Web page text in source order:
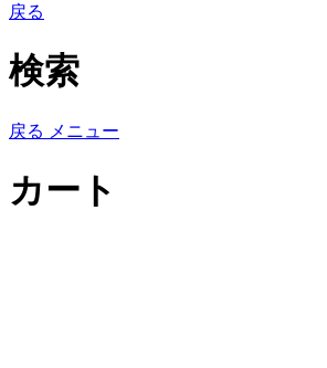
戻る
検索
戻る メニュー
カート